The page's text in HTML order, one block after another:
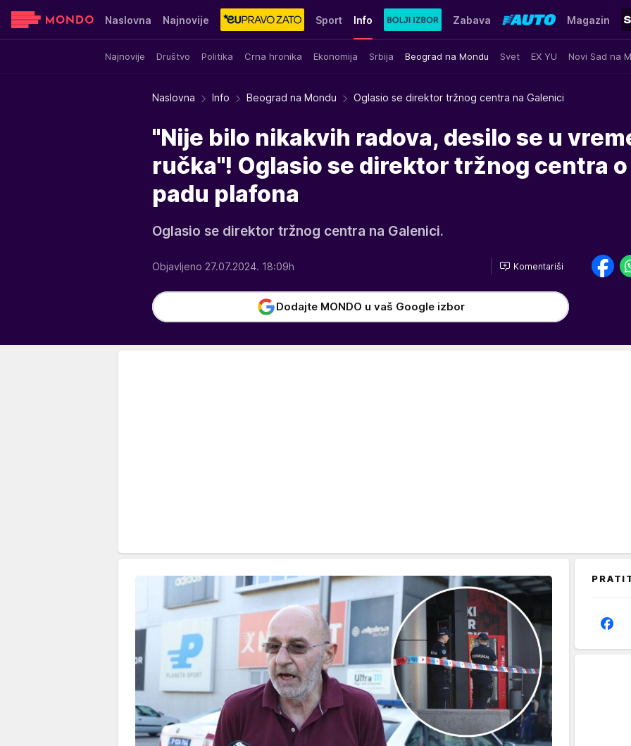
Naslovna Najnovije Sport Info
Najnovije Društvo Politika Crna hronika Ekonomija Srbija Beograd na Mondu Svet EX YU Novi Sad na
Zabava Magazin
Sensa Stvar ukusa Yumama
Naslovna Info Beograd na Mondu Oglasio se direktor tržnog centra na Galenici
"Nije bilo nikakvih radova, desilo se u
ručka"! Oglasio se direktor tržnog centra o
padu plafona
Oglasio se direktor tržnog centra na Galenici.
Objavljeno 27.07.2024. 18:09h Komentariši
Dodajte MONDO u vaš Google izbor